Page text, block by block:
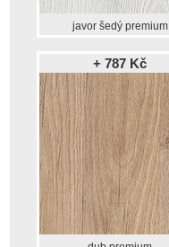
javor šedý premium
+ 787 Kč